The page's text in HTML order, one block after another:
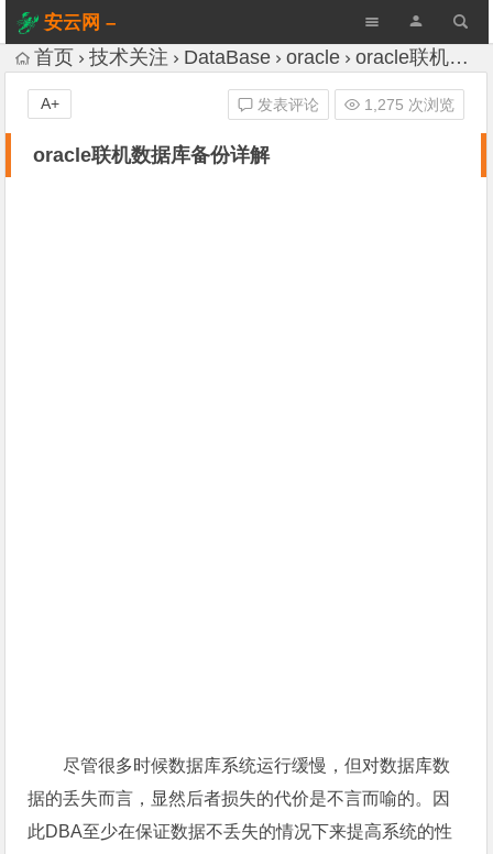
安云网 –
AnYun.ORG
首页 技术关注 DataBase oracle oracle联机数据库备份详解
oracle联机数据库备份详解
发表评论 1,275 次浏览
A+
尽管很多时候数据库系统运行缓慢，但对数据库数
据的丢失而言，显然后者损失的代价是不言而喻的。因
此DBA至少在保证数据不丢失的情况下来提高系统的性